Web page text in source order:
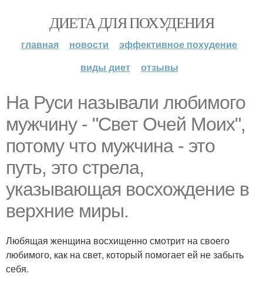
ДИЕТА ДЛЯ ПОХУДЕНИЯ
главная новости
эффективное похудение
виды диет
отзывы
На Руси называли любимого
мужчину - "Свет Очей Моих",
потому что мужчина - это
путь, это стрела,
указывающая восхождение в
верхние миры.
Любящая женщина восхищенно смотрит на своего
любимого, как на свет, который помогает ей не забыть
себя.